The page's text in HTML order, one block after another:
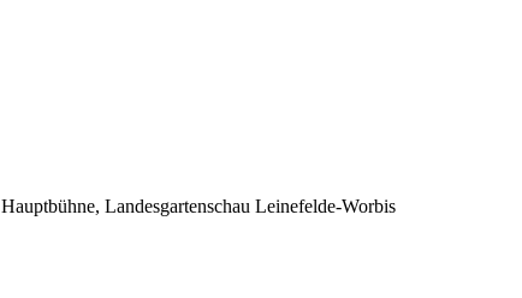
Hauptbühne, Landesgartenschau Leinefelde-Worbis